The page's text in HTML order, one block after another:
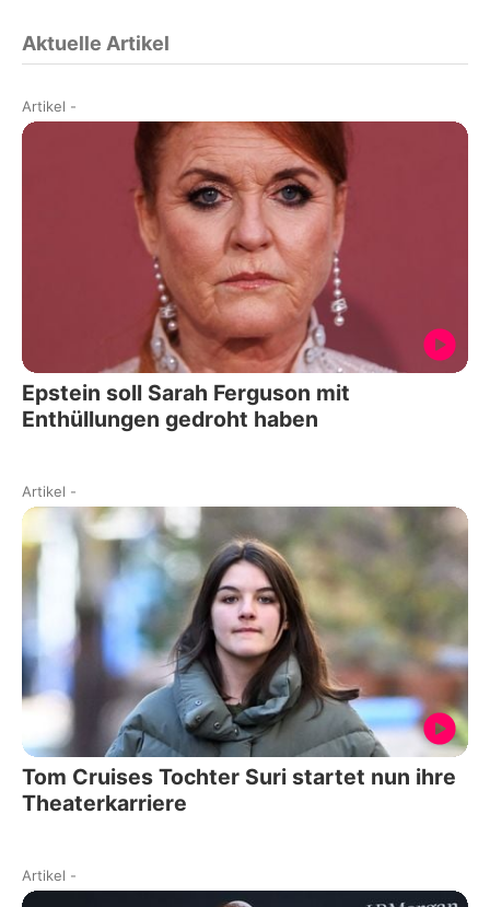
Aktuelle Artikel
Artikel -
Epstein soll Sarah Ferguson mit
Enthüllungen gedroht haben
Artikel -
Tom Cruises Tochter Suri startet nun ihre
Theaterkarriere
Artikel -